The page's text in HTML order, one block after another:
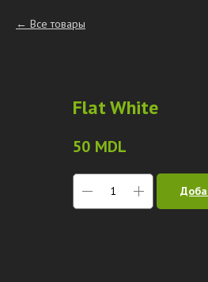
Все товары
Flat White
50 MDL